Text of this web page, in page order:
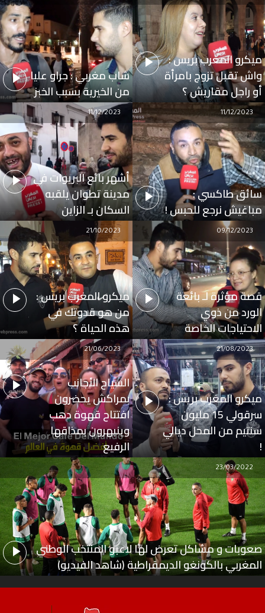
ميكرو المغرب بريس :
واش تقبل تزوج بامرأة
أو راجل مقاريش ؟
شاب مغربي : جراو عليا
من الخيرية بسبب الخبز
سائق طاكسي :
مباغيش نرجع للحبس !
11/12/2023
أشهر بائع البريوات في
مدينة تطوان يلقبه
السكان بـ الزاين
11/12/2023
قصة مؤثرة لـ بائعة
الورد من ذوي
الاحتياجات الخاصة
09/12/2023
ميكرو المغرب بريس :
من هو قدوتك في
هذه الحياة ؟
21/10/2023
ميكرو المغرب بريس :
سرقولي 15 مليون
سنتيم من المحل ديالي
!
21/08/2023
السياح الأجانب
بمراكش يحضرون
افتتاح قهوة دهب
وينبهرون بمذاقها
الرفيع
21/06/2023
صعوبات و مشاكل تعرض لها لاعبو المنتخب الوطني
المغربي بالكونغو الديمقراطية (شاهد الفيديو)
23/03/2022